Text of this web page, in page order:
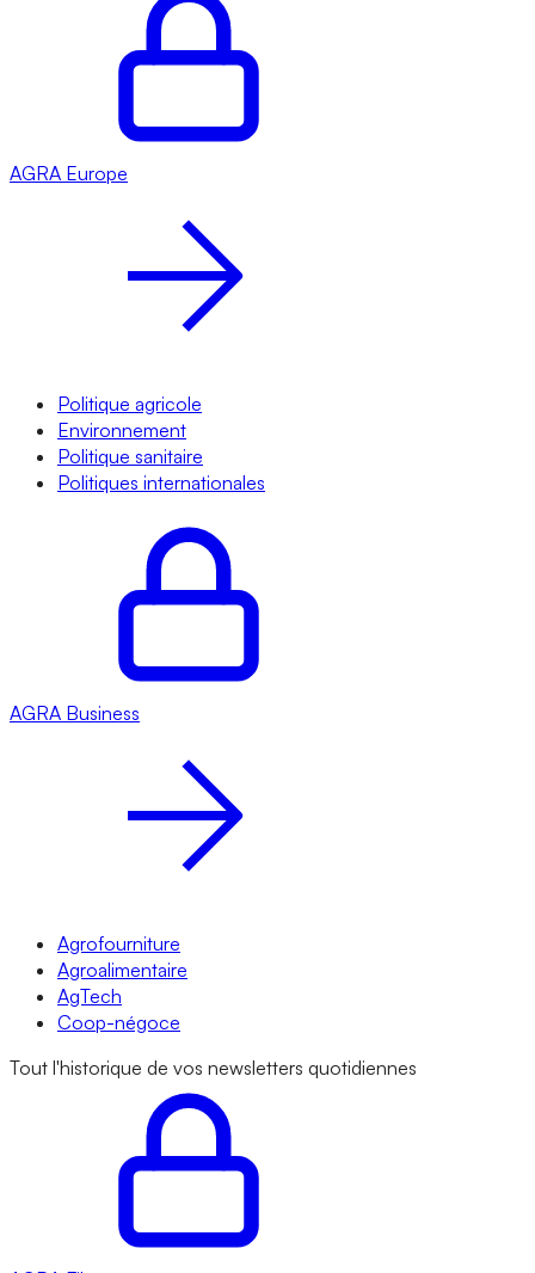
AGRA Europe
Politique agricole
Environnement
Politique sanitaire
Politiques internationales
AGRA Business
Agrofourniture
Agroalimentaire
AgTech
Coop-négoce
Tout l'historique de vos newsletters quotidiennes